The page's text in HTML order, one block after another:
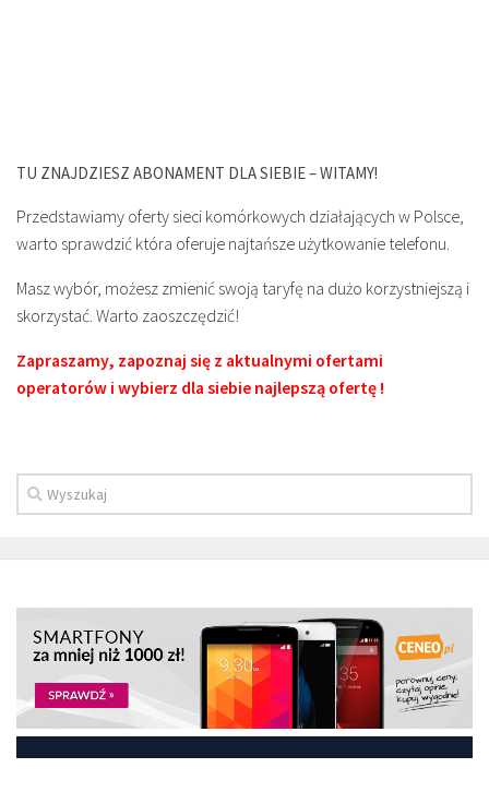
TU ZNAJDZIESZ ABONAMENT DLA SIEBIE – WITAMY!
Przedstawiamy oferty sieci komórkowych działających w Polsce,
warto sprawdzić która oferuje najtańsze użytkowanie telefonu.
Masz wybór, możesz zmienić swoją taryfę na dużo korzystniejszą i
skorzystać. Warto zaoszczędzić!
Zapraszamy, zapoznaj się z aktualnymi ofertami
operatorów i wybierz dla siebie najlepszą ofertę !